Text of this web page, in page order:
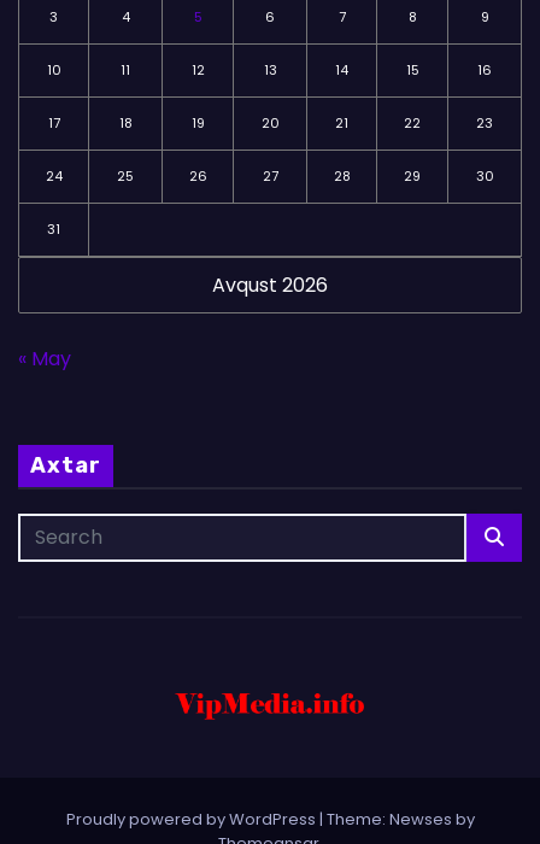
Avqust 2026
3 4 5 6 7 8 9
10 11 12 13 14 15 16
17 18 19 20 21 22 23
24 25 26 27 28 29 30
31
« May
Axtar
Proudly powered by WordPress | Theme: Newses by